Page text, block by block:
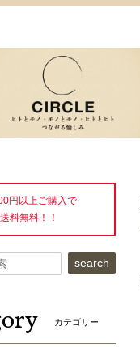
円以上ご購入で
送料無料！！
search
カテゴリー